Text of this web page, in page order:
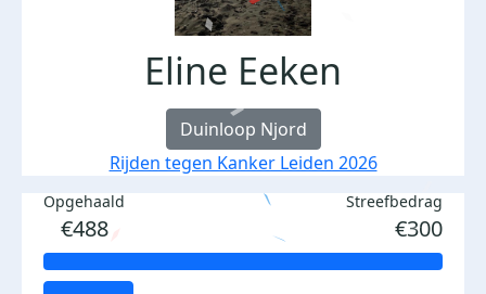
Eline Eeken
Duinloop Njord
Rijden tegen Kanker Leiden 2026
Opgehaald
€488
Streefbedrag
€300